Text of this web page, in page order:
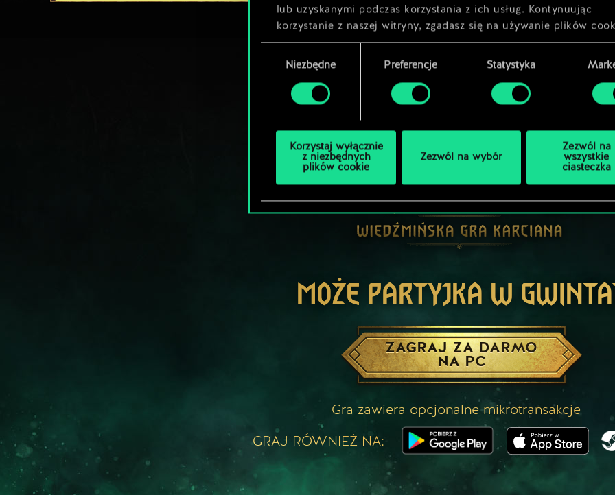
lub uzyskanymi podczas korzystania z ich usług. Kontynuując
korzystanie z naszej witryny, zgadasz się na używanie plików
zgodyNiezbędne Preferencje Statystyka
Korzystaj wyłącznie
z niezbędnych
plików cookie
Zezwól na wybór
Zezwól na
wszystkie
ciasteczka
MOŻE PARTYJKA W
ZAGRAJ ZA DARMO
NA PC
Gra zawiera opcjonalne mikrotransakcje
GRAJ RÓWNIEŻ NA: